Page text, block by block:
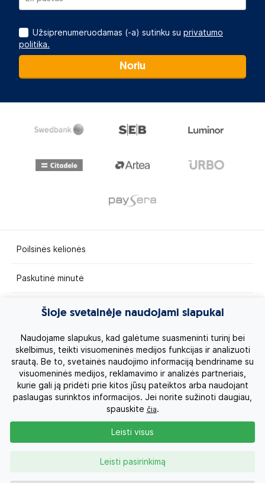
Užsiprenumeruodamas (-a) sutinku su privatumo
politika.
Noriu
Poilsinės kelionės
Paskutinė minutė
Egzotinės kelionės
Kruizai
Kelionės po Lietuvą
Apie mus
Privatumo politika
Kontaktai
Šioje svetainėje naudojami slapukai
Naudojame slapukus, kad galėtume suasmeninti turinį bei
skelbimus, teikti visuomeninės medijos funkcijas ir analizuoti
srautą. Be to, svetainės naudojimo informaciją bendriname su
visuomeninės medijos, reklamavimo ir analizės partneriais,
kurie gali ją pridėti prie kitos jūsų pateiktos arba naudojant
paslaugas surinktos informacijos. Jei norite sužinoti daugiau,
spauskite čia.
Leisti pasirinkimą
Leisti visus